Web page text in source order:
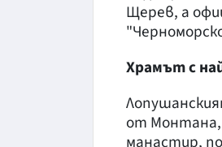
Щерев, а
Храмът с
от Монтана,
манастир,